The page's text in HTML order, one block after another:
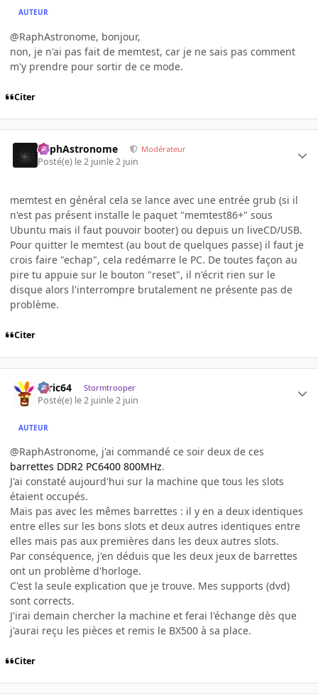
AUTEUR
@RaphAstronome, bonjour,
non, je n'ai pas fait de memtest, car je ne sais pas comment
m'y prendre pour sortir de ce mode.
Citer
RaphAstronome Modérateur
Posté(e) le 2 juinle 2 juin
memtest en général cela se lance avec une entrée grub (si il
n'est pas présent installe le paquet "memtest86+" sous
Ubuntu mais il faut pouvoir booter) ou depuis un liveCD/USB.
Pour quitter le memtest (au bout de quelques passe) il faut je
crois faire "echap", cela redémarre le PC. De toutes façon au
pire tu appuie sur le bouton "reset", il n'écrit rien sur le
disque alors l'interrompre brutalement ne présente pas de
problème.
Citer
ceric64 Stormtrooper
Posté(e) le 2 juinle 2 juin
AUTEUR
@RaphAstronome, j'ai commandé ce soir deux de ces
barrettes DDR2 PC6400 800MHz.
J'ai constaté aujourd'hui sur la machine que tous les slots
étaient occupés.
Mais pas avec les mêmes barrettes : il y en a deux identiques
entre elles sur les bons slots et deux autres identiques entre
elles mais pas aux premières dans les deux autres slots.
Par conséquence, j'en déduis que les deux jeux de barrettes
ont un problème d'horloge.
C'est la seule explication que je trouve. Mes supports (dvd)
sont corrects.
J'irai demain chercher la machine et ferai l'échange dès que
j'aurai reçu les pièces et remis le BX500 à sa place.
Citer